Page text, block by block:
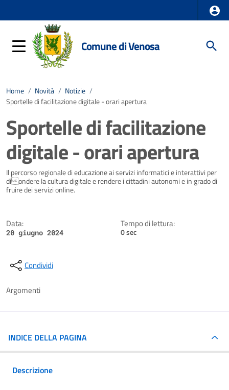
Comune di Venosa
Home / Novità / Notizie /
Sportelle di facilitazione digitale - orari apertura
Sportelle di facilitazione
digitale - orari apertura
Dettagli della notizia
Il percorso regionale di educazione ai servizi informatici e interattivi per
diondere la cultura digitale e rendere i cittadini autonomi e in grado di
fruire dei servizi online.
Data:
20 giugno 2024
Tempo di lettura:
0 sec
Condividi
Argomenti
INDICE DELLA PAGINA
Descrizione